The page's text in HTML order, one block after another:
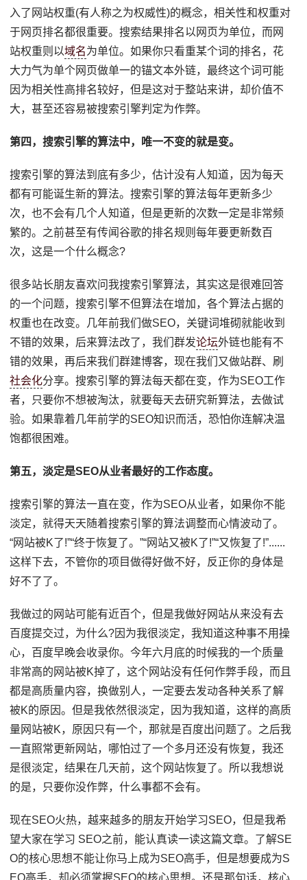
入了网站权重(有人称之为权威性)的概念，相关性和权重对
于网页排名都很重要。搜索结果排名以网页为单位，而网
站权重则以域名为单位。如果你只看重某个词的排名，花
大力气为单个网页做单一的锚文本外链，最终这个词可能
因为相关性高排名较好，但是这对于整站来讲，却价值不
大，甚至还容易被搜索引擎判定为作弊。
第四，搜索引擎的算法中，唯一不变的就是变。
搜索引擎的算法到底有多少，估计没有人知道，因为每天
都有可能诞生新的算法。搜索引擎的算法每年更新多少
次，也不会有几个人知道，但是更新的次数一定是非常频
繁的。之前甚至有传闻谷歌的排名规则每年要更新数百
次，这是一个什么概念?
很多站长朋友喜欢问我搜索引擎算法，其实这是很难回答
的一个问题，搜索引擎不但算法在增加，各个算法占据的
权重也在改变。几年前我们做SEO，关键词堆砌就能收到
不错的效果，后来算法改了，我们群发论坛外链也能有不
错的效果，再后来我们群建博客，现在我们又做站群、刷
社会化分享。搜索引擎的算法每天都在变，作为SEO工作
者，只要你不想被淘汰，就要每天去研究新算法，去做试
验。如果靠着几年前学的SEO知识而活，恐怕你连解决温
饱都很困难。
第五，淡定是SEO从业者最好的工作态度。
搜索引擎的算法一直在变，作为SEO从业者，如果你不能
淡定，就得天天随着搜索引擎的算法调整而心情波动了。
“网站被K了!”“终于恢复了。”“网站又被K了!”“又恢复了!”......
这样下去，不管你的项目做得好做不好，反正你的身体是
好不了了。
我做过的网站可能有近百个，但是我做好网站从来没有去
百度提交过，为什么?因为我很淡定，我知道这种事不用操
心，百度早晚会收录你。今年六月底的时候我的一个质量
非常高的网站被K掉了，这个网站没有任何作弊手段，而且
都是高质量内容，换做别人，一定要去发动各种关系了解
被K的原因。但是我依然很淡定，因为我知道，这样的高质
量网站被K，原因只有一个，那就是百度出问题了。之后我
一直照常更新网站，哪怕过了一个多月还没有恢复，我还
是很淡定，结果在几天前，这个网站恢复了。所以我想说
的是，只要你没作弊，什么事都不会有。
现在SEO火热，越来越多的朋友开始学习SEO，但是我希
望大家在学习 SEO之前，能认真读一读这篇文章。了解SE
O的核心思想不能让你马上成为SEO高手，但是想要成为S
EO高手，却必须掌握SEO的核心思想。还是那句话，核心